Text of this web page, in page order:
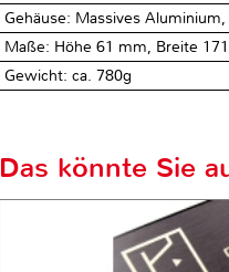
Gehäuse: Massives
Maße: Höhe 61 mm, Breite
Gewicht: ca. 780g
Das könnte Sie